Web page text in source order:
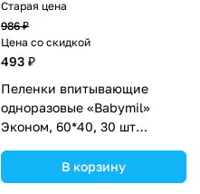
Старая цена
986 ₽
Цена со скидкой
493 ₽
Пеленки впитывающие
одноразовые «Babymil»
Эконом, 60*40, 30 шт
В корзину